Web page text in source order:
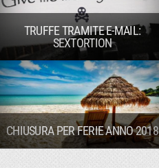
TRUFFE TRAMITE E-MAIL:
SEXTORTION
CHIUSURA PER FERIE ANNO 2018